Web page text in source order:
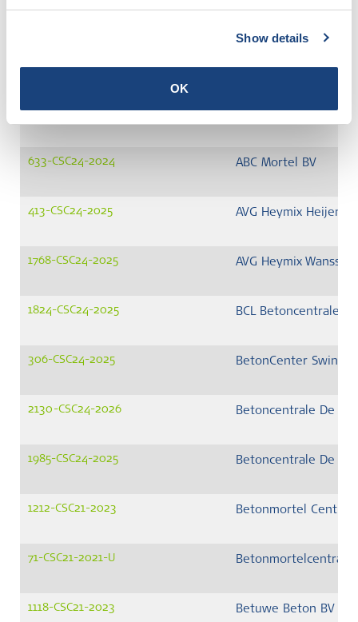
Show details
OK
801-CSC24-2025
ABC Mortel BV
658-CSC24-2024 ABC Mortel BV
633-CSC24-2024 ABC Mortel BV
413-CSC24-2025 AVG Heymix Heijen
1768-CSC24-2025 AVG Heymix
1824-CSC24-2025 BCL Betoncentrale
306-CSC24-2025 BetonCenter
2130-CSC24-2026 Betoncentrale De
1985-CSC24-2025 Betoncentrale De
1212-CSC21-2023 Betonmortel Centrale
71-CSC21-2021-U Betonmortelcentrale
1118-CSC21-2023 Betuwe Beton BV